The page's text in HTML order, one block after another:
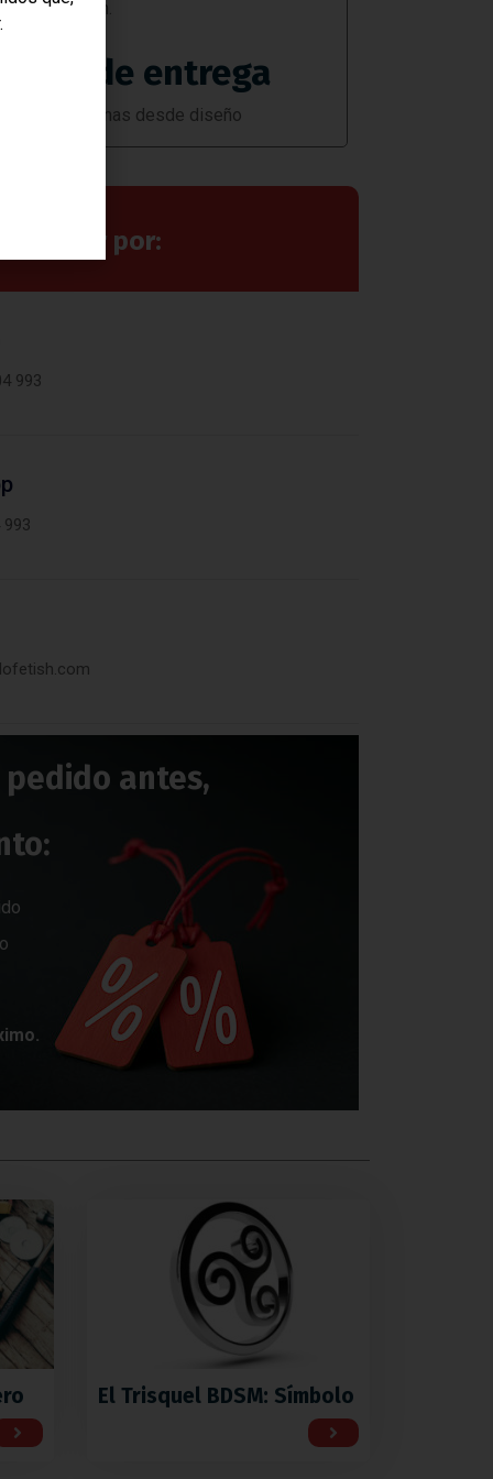
2/5 mm.
Plazo de entrega
Aprox. 3 semanas desde diseño
hablar por:
993
993
pedido antes,
El Trisquel BDSM: Símbolo